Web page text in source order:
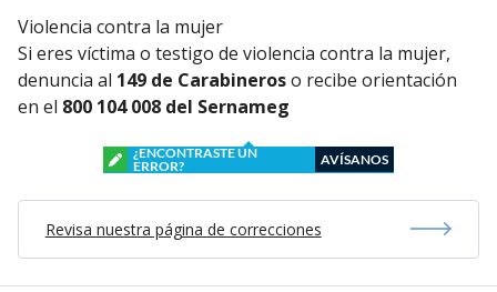
Violencia contra la mujer
Si eres víctima o testigo de violencia contra la mujer,
denuncia al 149 de Carabineroso recibe orientación
en el 800 104 008 del Sernameg
¿ENCONTRASTE UN
ERROR?
AVÍSANOS
Revisa nuestra página de correcciones